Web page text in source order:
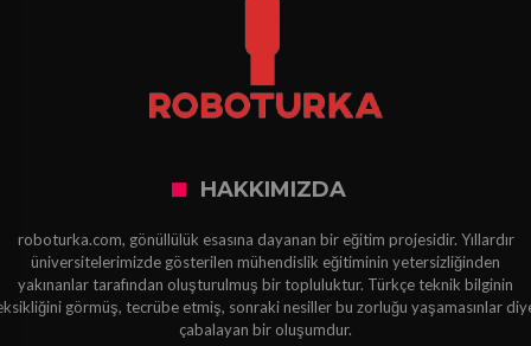
HAKKIMIZDA
roboturka.com, gönüllülük esasına dayanan bir eğitim projesidir. Yıllardır
üniversitelerimizde gösterilen mühendislik eğitiminin yetersizliğinden
yakınanlar tarafından oluşturulmuş bir topluluktur. Türkçe teknik bilginin
görmüş, tecrübe etmiş, sonraki nesiller bu zorluğu yaşamasınlar
çabalayan bir oluşumdur.